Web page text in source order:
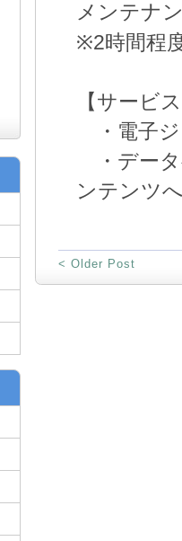
メンテナ
※2時間程
【サービ
・電子ジ
・データ
ンテンツ
< Older Post